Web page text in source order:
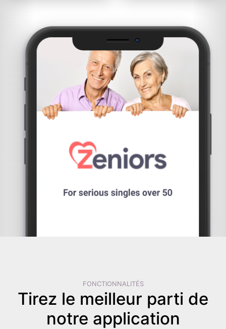
FONCTIONNALITÉS
Tirez le meilleur parti de
notre application